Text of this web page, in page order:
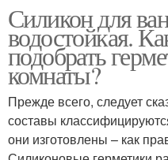
Силикон для
водостойкая.
подобрать
комнаты?
Прежде всего, следует
составы
они изготовлены – как